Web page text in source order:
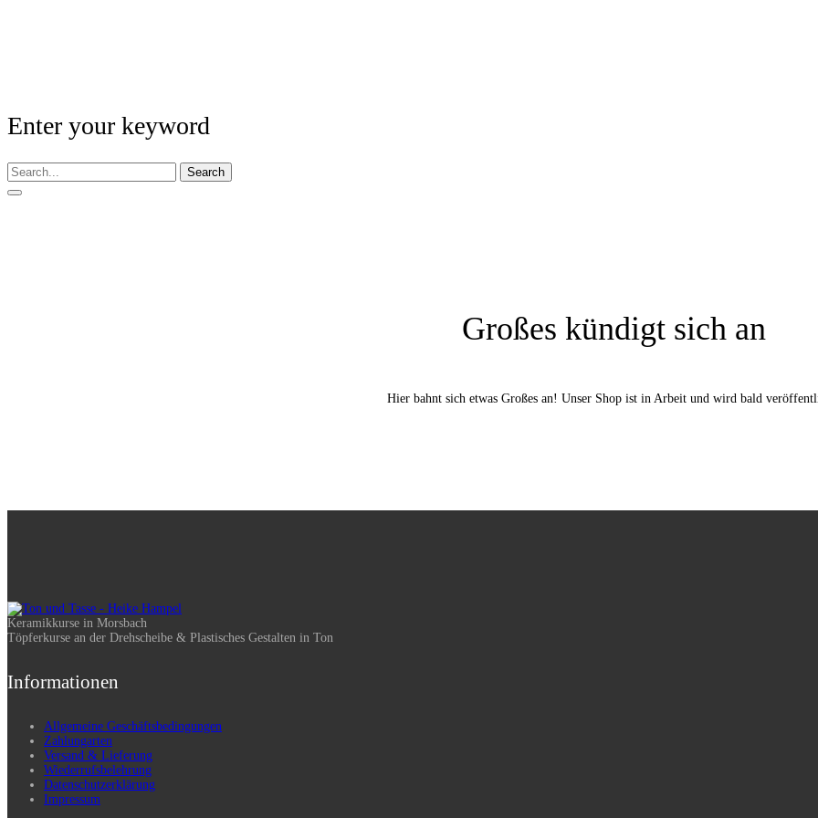
Enter your keyword
Search
Großes kündigt sich an
Hier bahnt sich etwas Großes an! Unser Shop ist in Arbeit und wird bald
Keramikkurse in Morsbach
Töpferkurse an der Drehscheibe & Plastisches Gestalten in Ton
Informationen
Allgemeine Geschäftsbedingungen
Zahlungarten
Versand & Lieferung
Wiederrufsbelehrung
Datenschutzerklärung
Impressum